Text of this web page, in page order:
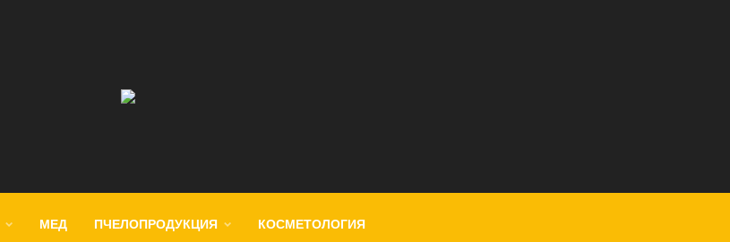
МЕД ПЧЕЛОПРОДУКЦИЯ КОСМЕТОЛОГИЯ